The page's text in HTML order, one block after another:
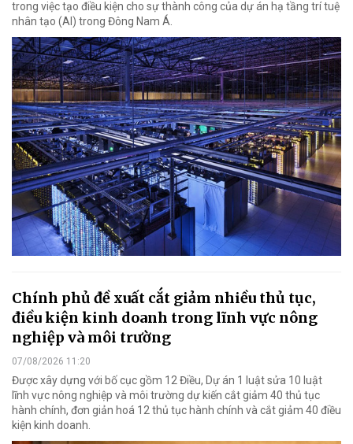
trong việc tạo điều kiện cho sự thành công của dự án hạ tầng trí tuệ
nhân tạo (AI) trong Đông Nam Á.
Chính phủ đề xuất cắt giảm nhiều thủ tục,
điều kiện kinh doanh trong lĩnh vực nông
nghiệp và môi trường
07/08/2026 11:20
Được xây dựng với bố cục gồm 12 Điều, Dự án 1 luật sửa 10 luật
lĩnh vực nông nghiệp và môi trường dự kiến cắt giảm 40 thủ tục
hành chính, đơn giản hoá 12 thủ tục hành chính và cắt giảm 40 điều
kiện kinh doanh.